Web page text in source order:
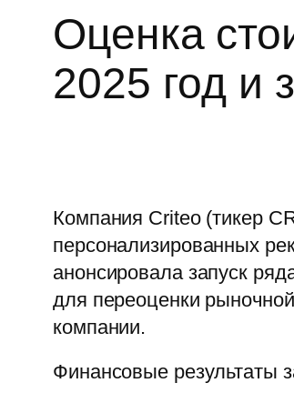
Оценка
2025 год и
Компания Criteo (тикер
персонализированных
анонсировала запуск
для переоценки
компании.
Финансовые результаты